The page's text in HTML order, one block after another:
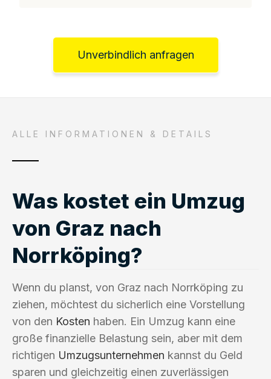
Unverbindlich anfragen
ALLE INFORMATIONEN & DETAILS
Was kostet ein Umzug
von Graz nach
Norrköping?
Wenn du planst, von Graz nach Norrköping zu
ziehen, möchtest du sicherlich eine Vorstellung
von den Kosten haben. Ein Umzug kann eine
große finanzielle Belastung sein, aber mit dem
richtigen Umzugsunternehmen kannst du Geld
sparen und gleichzeitig einen zuverlässigen